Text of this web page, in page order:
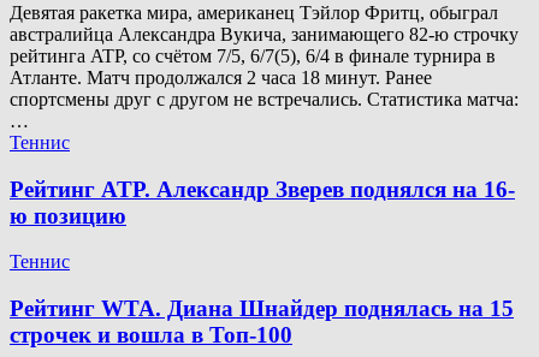
Девятая ракетка мира, американец Тэйлор Фритц, обыграл
австралийца Александра Вукича, занимающего 82-ю строчку
рейтинга ATP, со счётом 7/5, 6/7(5), 6/4 в финале турнира в
Атланте. Матч продолжался 2 часа 18 минут. Ранее
спортсмены друг с другом не встречались. Статистика матча:
…
Теннис
Рейтинг ATP. Александр Зверев поднялся на 16-
ю позицию
Теннис
Рейтинг WTA. Диана Шнайдер поднялась на 15
строчек и вошла в Топ-100